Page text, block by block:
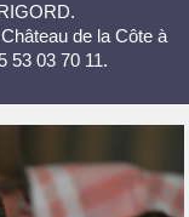
de la Côte à
53 03 70 11.